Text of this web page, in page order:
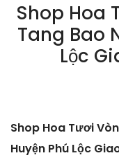
Shop Hoa
Tang Bao
Lộc
Shop Hoa Tươi
Huyện Phú Lộc